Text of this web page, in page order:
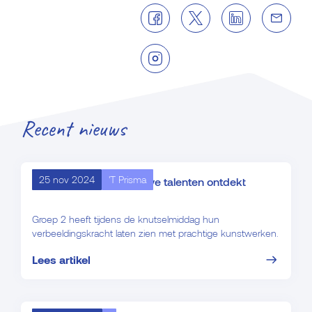
Recent nieuws
Knutselmiddag: creatieve talenten ontdekt
25 nov 2024 'T Prisma
Groep 2 heeft tijdens de knutselmiddag hun
verbeeldingskracht laten zien met prachtige kunstwerken.
Lees artikel